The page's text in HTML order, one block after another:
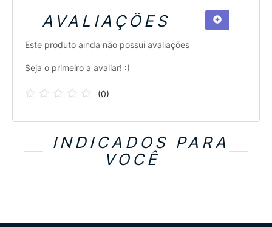
AVALIAÇÕES
Este produto ainda não possui avaliações
Seja o primeiro a avaliar! :)
(0)
INDICADOS PARA
VOCÊ